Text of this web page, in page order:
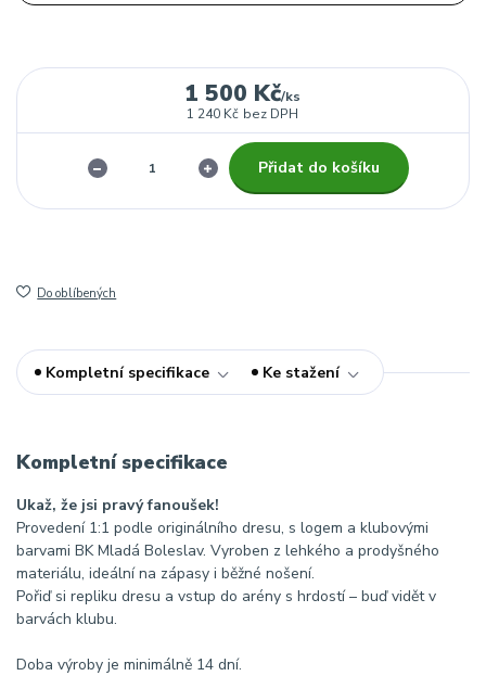
1 500 Kč/ks
1 240 Kč bez DPH
Přidat do košíku
Do oblíbených
Kompletní specifikace Ke stažení
Kompletní specifikace
Ukaž, že jsi pravý fanoušek!
Provedení 1:1 podle originálního dresu, s logem a klubovými
barvami BK Mladá Boleslav. Vyroben z lehkého a prodyšného
materiálu, ideální na zápasy i běžné nošení.
Pořiď si repliku dresu a vstup do arény s hrdostí – buď vidět v
barvách klubu.
Doba výroby je minimálně 14 dní.